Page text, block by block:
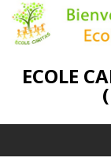
ECOLE